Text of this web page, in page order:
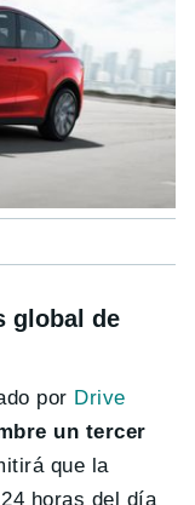
global de
por Drive
un tercer
que la
horas del día